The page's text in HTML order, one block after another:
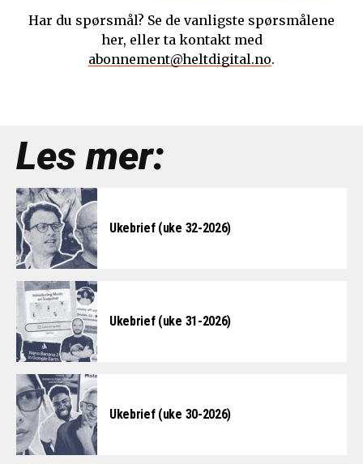
Har du spørsmål? Se de vanligste spørsmålene
her, eller ta kontakt med
abonnement@heltdigital.no.
Les mer:
Ukebrief (uke 32-2026)
Ukebrief (uke 31-2026)
Ukebrief (uke 30-2026)